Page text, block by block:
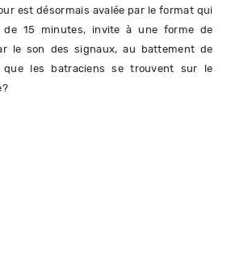
est désormais avalée par le format qui
de 15 minutes, invite à une forme de
le son des signaux, au battement de
que les batraciens se trouvent sur le